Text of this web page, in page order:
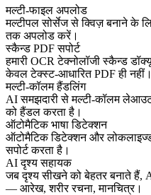
मल्टी-फाइल अपलोड
मल्टीपल सोर्सेज से क्विज़ बनाने के
तक अपलोड करें।
स्कैन्ड PDF सपोर्ट
हमारी OCR टेक्नोलॉजी स्कैन्ड
केवल टेक्स्ट-आधारित PDF ही नहीं।
मल्टी-कॉलम हैंडलिंग
AI समझदारी से मल्टी-कॉलम
को हैंडल करता है।
ऑटोमैटिक भाषा डिटेक्शन
ऑटोमैटिक डिटेक्शन और
सपोर्ट करता है।
AI दृश्य सहायक
जब दृश्य सीखने को बेहतर बनाते हैं,
— आरेख, शरीर रचना, मानचित्र।